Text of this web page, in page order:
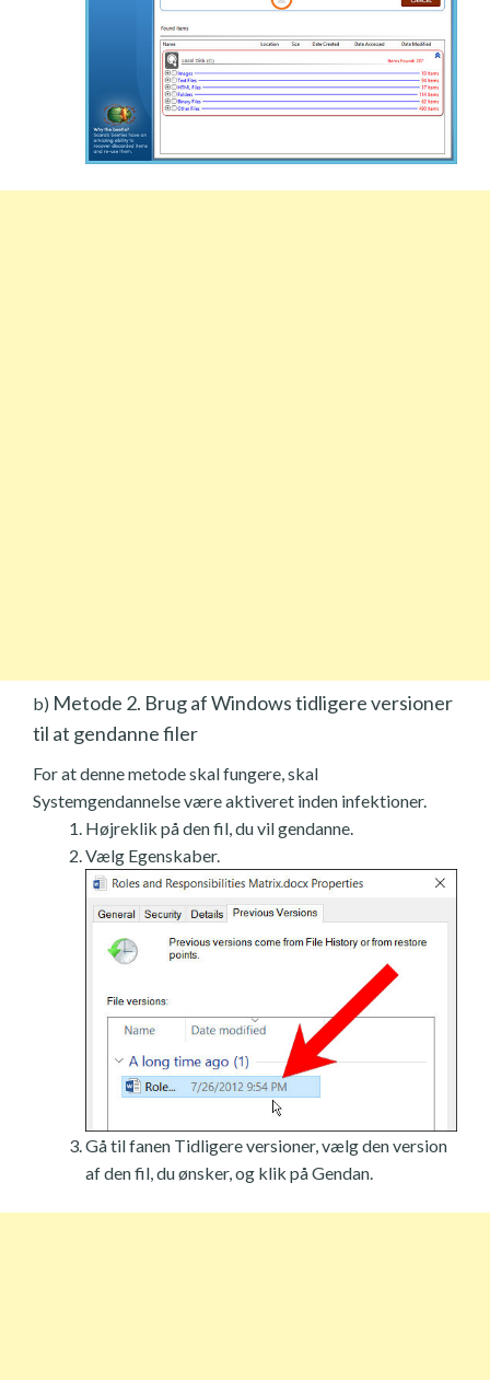
b) Metode 2. Brug af Windows tidligere versioner
til at gendanne filer
For at denne metode skal fungere, skal
Systemgendannelse være aktiveret inden infektioner.
Højreklik på den fil, du vil gendanne.
Vælg Egenskaber.
Gå til fanen Tidligere versioner, vælg den version
af den fil, du ønsker, og klik på Gendan.